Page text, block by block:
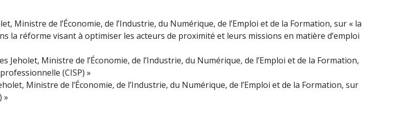
Ministre de l’Économie, de l’Industrie, du Numérique, de l’Emploi et de la Formation, sur « la
la réforme visant à optimiser les acteurs de proximité et leurs missions en matière d’emploi
Ministre de l’Économie, de l’Industrie, du Numérique, de l’Emploi et de la Formation,
(CISP) »
Ministre de l’Économie, de l’Industrie, du Numérique, de l’Emploi et de la Formation, sur
»